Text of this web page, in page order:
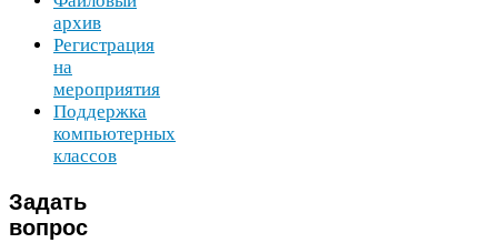
архив
Регистрация
на
мероприятия
Поддержка
компьютерных
классов
Задать
вопрос